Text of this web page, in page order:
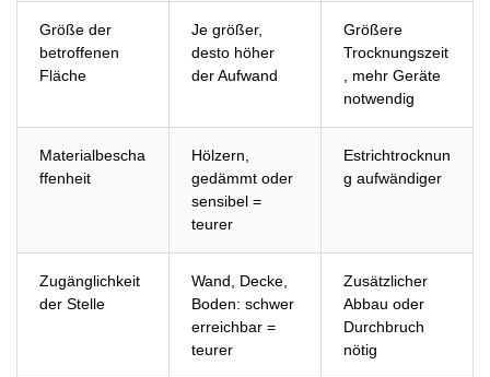
Größe der
betroffenen
Fläche
Je größer,
desto höher
der Aufwand
Größere
Trocknungszeit
, mehr Geräte
notwendig
Materialbescha
ffenheit
Hölzern,
gedämmt oder
sensibel =
teurer
Estrichtrocknun
g aufwändiger
Zugänglichkeit
der Stelle
Wand, Decke,
Boden: schwer
erreichbar =
teurer
Zusätzlicher
Abbau oder
Durchbruch
nötig